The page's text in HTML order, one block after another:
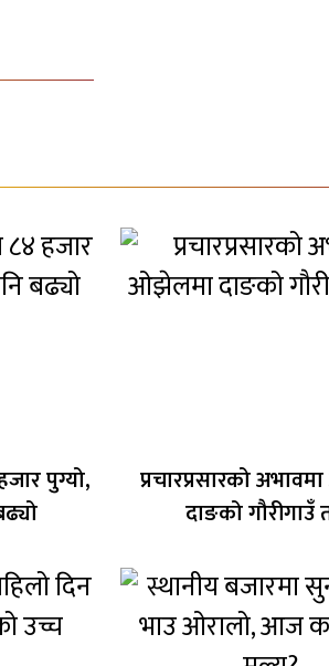
पुग्यो,
प्रचारप्रसारको
दाङको गौरीगाउँ